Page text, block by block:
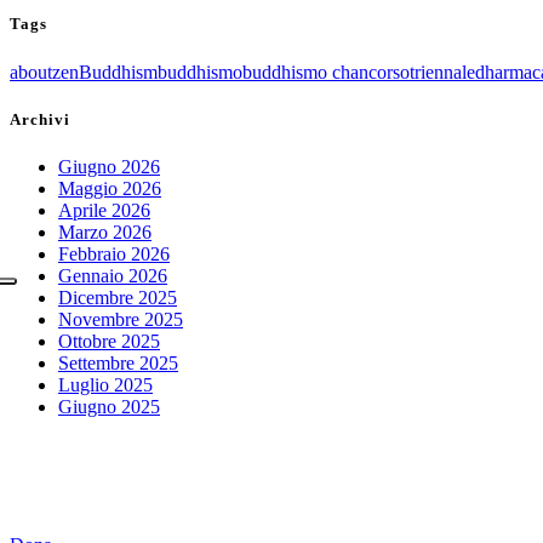
Tags
aboutzenBuddhismbuddhismobuddhismo chancorsotriennale
Archivi
Giugno 2026
Maggio 2026
Aprile 2026
Marzo 2026
Febbraio 2026
Gennaio 2026
Dicembre 2025
Novembre 2025
Ottobre 2025
Settembre 2025
Luglio 2025
Giugno 2025